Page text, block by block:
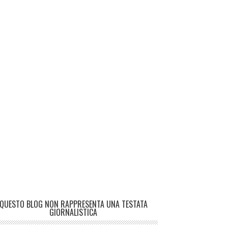
BLOG NON RAPPRESENTA UNA TESTATA
GIORNALISTICA